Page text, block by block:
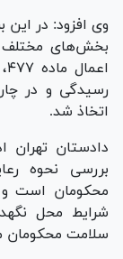
وی افزود: در این
بخش‌های مختلف
رسیدگی و در
اتخاذ شد.
دادستان تهران
بررسی نحوه
محکومان است و
شرایط محل
سلامت محکومان